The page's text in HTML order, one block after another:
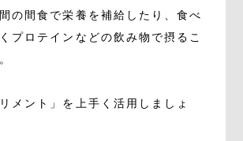
の間食で栄養を補給したり、食べ
プロテインなどの飲み物で摂るこ
メント」を上手く活用しましょ